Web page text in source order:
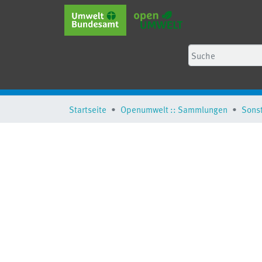
Startseite Openumwelt :: Sammlungen